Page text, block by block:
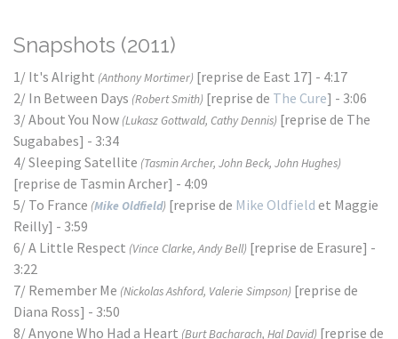
Snapshots (2011)
1/ It's Alright (Anthony Mortimer) [reprise de East 17] - 4:17
2/ In Between Days (Robert Smith) [reprise de The Cure] - 3:06
3/ About You Now (Lukasz Gottwald, Cathy Dennis) [reprise de The
Sugababes] - 3:34
4/ Sleeping Satellite (Tasmin Archer, John Beck, John Hughes)
[reprise de Tasmin Archer] - 4:09
5/ To France (Mike Oldfield) [reprise de Mike Oldfield et Maggie
Reilly] - 3:59
6/ A Little Respect (Vince Clarke, Andy Bell) [reprise de Erasure] -
3:22
7/ Remember Me (Nickolas Ashford, Valerie Simpson) [reprise de
Diana Ross] - 3:50
8/ Anyone Who Had a Heart (Burt Bacharach, Hal David) [reprise de